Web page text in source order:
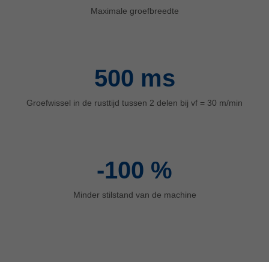
Maximale groefbreedte
500 ms
Groefwissel in de rusttijd tussen 2 delen bij vf = 30 m/min
-100 %
Minder stilstand van de machine